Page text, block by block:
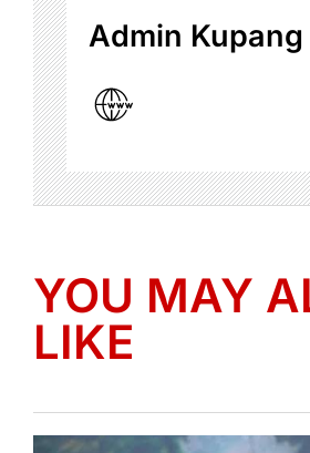
Admin
YOU MAY
LIKE